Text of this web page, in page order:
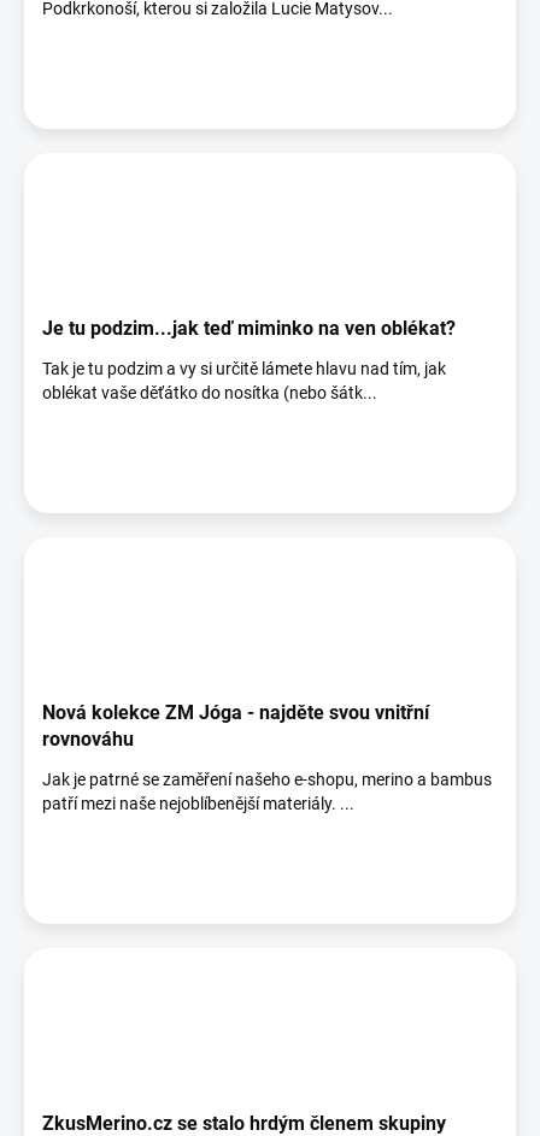
Podkrkonoší, kterou si založila Lucie Matysov...
Je tu podzim...jak teď miminko na ven oblékat?
Tak je tu podzim a vy si určitě lámete hlavu nad tím, jak
oblékat vaše děťátko do nosítka (nebo šátk...
Nová kolekce ZM Jóga - najděte svou vnitřní
rovnováhu
Jak je patrné se zaměření našeho e-shopu, merino a bambus
patří mezi naše nejoblíbenější materiály. ...
ZkusMerino.cz se stalo hrdým členem skupiny